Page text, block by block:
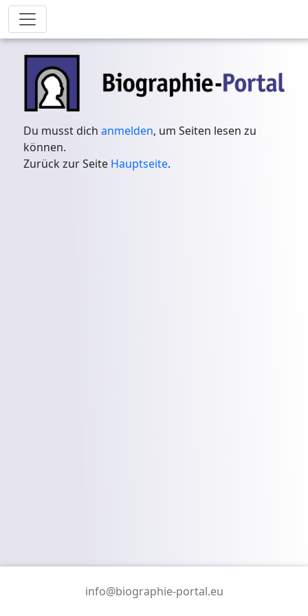
Du musst dichanmelden, um Seiten lesen zu
können.
Zurück zur Seite Hauptseite.
info@biographie-portal.eu